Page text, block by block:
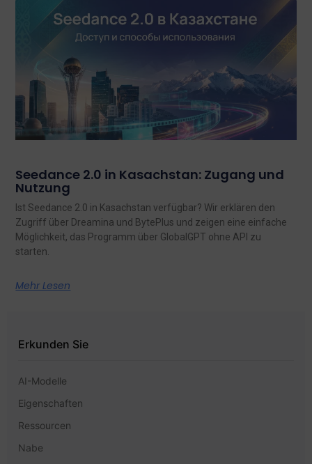
Seedance 2.0 in Kasachstan: Zugang und
Nutzung
Ist Seedance 2.0 in Kasachstan verfügbar? Wir erklären den
Zugriff über Dreamina und BytePlus und zeigen eine einfache
Möglichkeit, das Programm über GlobalGPT ohne API zu
starten.
Mehr Lesen
Erkunden Sie
AI-Modelle
Eigenschaften
Ressourcen
Nabe